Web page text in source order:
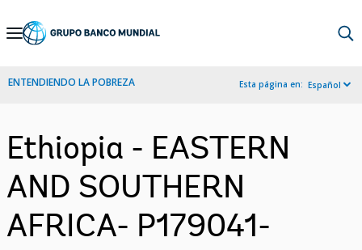
Skip
Navigation
ENTENDIENDO LA POBREZA Esta página en: Español
Ethiopia - EASTERN
AND SOUTHERN
AFRICA- P179041-